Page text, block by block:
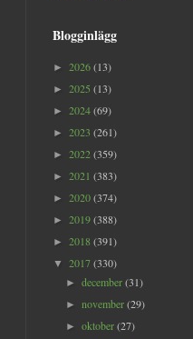
Blogginlägg
► 2026(13)
► 2025 (13)
► 2024(69)
► 2023 (261)
► 2022(359)
► 2021 (383)
► 2020(374)
► 2019(388)
► 2018 (391)
▼ 2017(330)
►december(31)
►november(29)
►oktober(27)